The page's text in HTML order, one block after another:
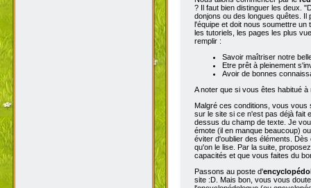
? Il faut bien distinguer les deux.
donjons ou des longues quêtes. Il
l'équipe et doit nous soumettre un
les tutoriels, les pages les plus
remplir :
Savoir maîtriser notre
Etre prêt à pleinement
Avoir de bonnes
A noter que si vous êtes habitué
Malgré ces conditions, vous
sur le site si ce n'est pas déjà fait
dessus du champ de texte. Je
émote (il en manque beaucoup)
éviter d'oublier des éléments.
qu'on le lise. Par la suite,
capacités et que vous faites du
Passons au poste d'
site :D. Mais bon, vous vous